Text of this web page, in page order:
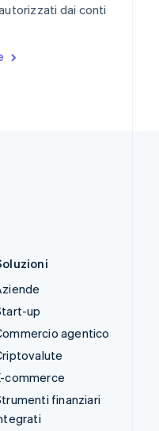
dai conti
up
agentico
commerce
finanziari